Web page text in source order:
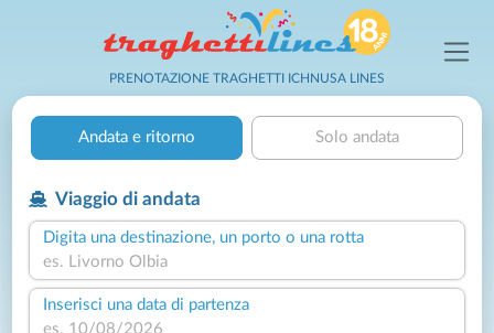
PRENOTAZIONE TRAGHETTI ICHNUSA LINES
Andata e ritorno Solo andata
Viaggio di andata
Digita una destinazione, un porto o una rotta
Inserisci una data di partenza